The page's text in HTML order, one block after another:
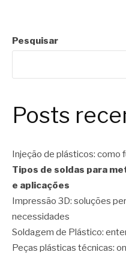
Pesquisar
Posts
Injeção de plásticos: como
Tipos de soldas para
e aplicações
Impressão 3D: soluções
necessidades
Soldagem de Plástico:
Peças plásticas técnicas: